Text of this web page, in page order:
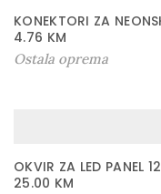
KONEKTORI ZA
4.76 KM
Ostala oprema
OKVIR ZA LED PANEL
25.00 KM